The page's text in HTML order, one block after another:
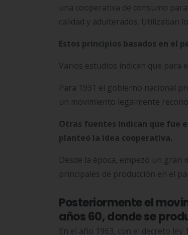
una cooperativa de consumo
calidad y adulterados. Utilizaban
Estos principios basados en el
Varios estudios indican que para
Para 1931 el gobierno nacional
un movimiento legalmente
Otras fuentes indican que fue
planteó la idea cooperativa.
Desde la época, empezó un
principales de producción en el
Posteriormente el
años 60, donde se
En el año 1963, con el decreto